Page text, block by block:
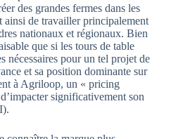
des grandes fermes dans les
ainsi de travailler principalement
nationaux et régionaux. Bien
que si les tours de table
nécessaires pour un tel projet de
et sa position dominante sur
à Agriloop, un « pricing
significativement son